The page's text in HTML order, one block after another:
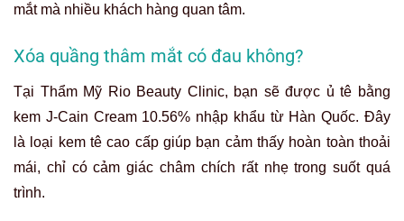
mắt mà nhiều khách hàng quan tâm.
Xóa quầng thâm mắt có đau không?
Tại Thẩm Mỹ Rio Beauty Clinic, bạn sẽ được ủ tê bằng
kem J-Cain Cream 10.56% nhập khẩu từ Hàn Quốc. Đây
là loại kem tê cao cấp giúp bạn cảm thấy hoàn toàn thoải
mái, chỉ có cảm giác châm chích rất nhẹ trong suốt quá
trình.